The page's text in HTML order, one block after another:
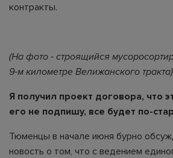
контракты.
(На фото - строящийся
9-м километре Велижанского тракта)
Я получил проект договора, что
его не подпишу, все будет по-
Тюменцы в начале июня бурно
новость о том, что с ведением